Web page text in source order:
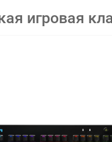
игровая